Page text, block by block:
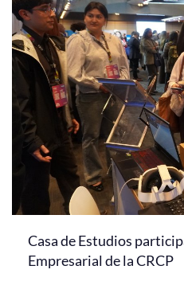
Casa de Estudios
Empresarial de la CRCP